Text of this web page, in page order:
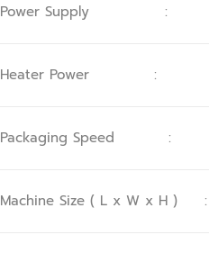
Power Supply : AC
Heater Power :
Packaging Speed :
Machine Size ( L x W x H